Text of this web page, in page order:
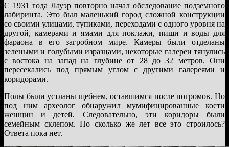
С 1931 года Лауэр повторно начал обследование подземного
лабиринта. Это был маленький город сложной конструкции
со своими улицами, тупиками, переходами с одного уровня на
другой, камерами и ямами для поклажи, пищи и воды для
фараона в его загробном мире. Камеры были отделаны
зелеными и голубыми изразцами, некоторые галереи тянулись
с востока на запад на глубине от 28 до 32 метров. Они
пересекались под прямым углом с другими галереями и
коридорами.
Полы были устланы щебнем, оставшимся после погромов. Но
под ним археолог обнаружил мумифицированные кости
женщин и детей. Следовательно, эти коридоры были
семейным склепом. Но сколько же лет все это строилось?
Ответа пока нет.